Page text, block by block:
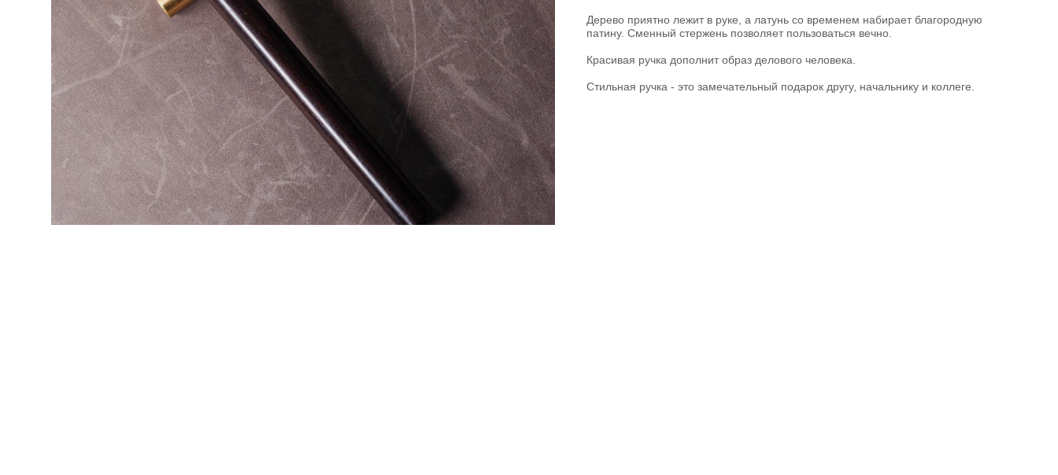
Дерево приятно лежит в руке, а латунь со временем набирает благородную
патину. Сменный стержень позволяет пользоваться вечно.
Красивая ручка дополнит образ делового человека.
Стильная ручка - это замечательный подарок другу, начальнику и коллеге.